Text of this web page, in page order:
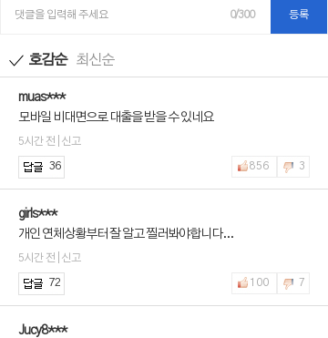
댓글을 입력해 주세요 0/300 등록
호감순 최신순
muas***
모바일 비대면으로 대출을 받을 수 있네요
5시간 전 | 신고
36 856 3
girls***
개인 연체상황부터 잘 알고 찔러봐야합니다...
5시간 전 | 신고
72 100 7
Jucy8***